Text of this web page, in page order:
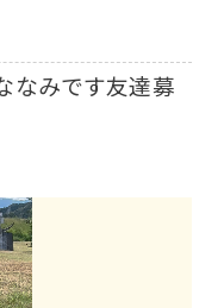
なみです友達募